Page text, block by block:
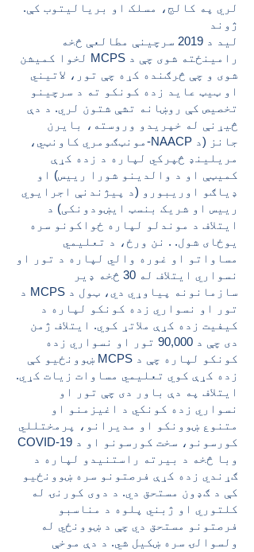
لري په کالج، مسلک او بریالیتوب کې.
ژوند
لید د 2019 سرچینې مطالعې څخه
رامینځته شوی چې د MCPS لخوا کمیشن
شوی و چې څرګنده کړه چې تور، لاتیني
او ټیټ عاید زده کونکو ته د سرچینو
تخصیص کې روښانه تشې شتون لري. د دې
څیړنې له خپریدو وروسته، بایرن
جانز (د NAACP-مونټګومري کاونټي،
مریلینډ څپرکي لپاره د زده کړې
کمیټې او د والدینو شورا رییس) او
ډیاګو اوریبورو (د پیژندنې اجرایوي
رییس او شریک بنسټ ایښودونکی) د
ایتلاف د موندلو لپاره ځواکونو سره
یوځای شول. . نن ورځ، د تعلیمي
مساواتو او غوره والي لپاره د تور او
نسواري ایتلاف له 30 څخه ډیر
سازمانونه پیاوړي دي، ټول د MCPS د
تور او نسواري زده کونکو لپاره د
کیفیت زده کړې ملاتړ کوي. ایتلاف ژمن
دی چې د 90,000 تور او نسواري زده
کونکو لپاره چې د MCPS ښوونځیو کې
زده کړې کوي تعلیمي مساوات زیات کړي.
ایتلاف په دې باور دی چې تور او
نسواري زده کونکي د اغیزمنو او
متنوع ښوونکو او مدیرانو، پرمختللي
کورسونو، سخت کورسونو او د COVID-19
وبا څخه د بیرته راستنیدو لپاره د
ګړندي زده کړې فرصتونو سره ښوونځیو
کې د ګډون مستحق دي. د دوی کورنۍ له
کلتوري او ژبني پلوه د مناسبو
فرصتونو مستحق دي چې د ښوونځي له
ولسوالۍ سره ښکیل شي. د دې موخې